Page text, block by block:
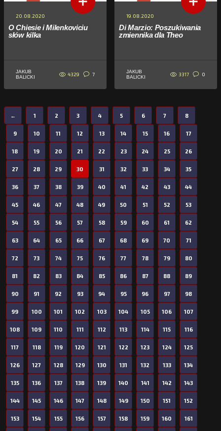
20.08.2020
O Chiesie i Milenkoviciu
słów kilka
JAKUB
BALICKI
4329 7
19.08.2020
Di Marzio: Poszukiwania
zmiennika dla Theo
JAKUB
BALICKI
3317 0
← 1 2 3 4 5 6 7 8
9 10 11 12 13 14 15 16 17
18 19 20 21 22 23 24 25 26
27 28 29 30 31 32 33 34 35
36 37 38 39 40 41 42 43 44
45 46 47 48 49 50 51 52 53
54 55 56 57 58 59 60 61 62
63 64 65 66 67 68 69 70 71
72 73 74 75 76 77 78 79 80
81 82 83 84 85 86 87 88 89
90 91 92 93 94 95 96 97 98
99 100 101 102 103 104 105 106 107
108 109 110 111 112 113 114 115 116
117 118 119 120 121 122 123 124 125
126 127 128 129 130 131 132 133 134
135 136 137 138 139 140 141 142 143
144 145 146 147 148 149 150 151 152
153 154 155 156 157 158 159 160 161